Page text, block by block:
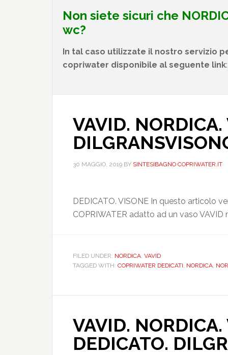
Non siete sicuri che
wc?
In tal caso utilizzate il nostro servizio
copriwater disponibile al seguente link:
VAVID.
30 MAGGIO, 2019 BY SINTESIBAGNO COPRIWATER.IT
DEDICATO. VISONE In questo articolo
COPRIWATER adatto ad un vaso VAVID
FILED UNDER: NORDICA, VAVID
TAGGED WITH: COPRIWATER DEDICATI, NORDICA,
VAVID. NORDICA.
DEDICATO.